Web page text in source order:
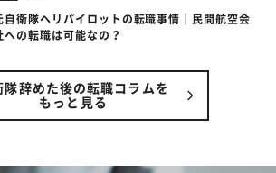
自衛隊ヘリパイロットの転職事情｜民間航空会
への転職は可能なの？
隊辞めた後の転職コラムを
もっと見る